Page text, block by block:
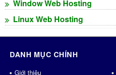
Window Web Hosting
Linux Web Hosting
DANH MỤC CHÍNH
Giới thiệu